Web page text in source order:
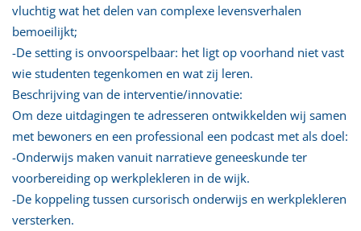
vluchtig wat het delen van complexe levensverhalen
bemoeilijkt;
-De setting is onvoorspelbaar: het ligt op voorhand niet vast
wie studenten tegenkomen en wat zij leren.
Beschrijving van de interventie/innovatie:
Om deze uitdagingen te adresseren ontwikkelden wij samen
met bewoners en een professional een podcast met als doel:
-Onderwijs maken vanuit narratieve geneeskunde ter
voorbereiding op werkplekleren in de wijk.
-De koppeling tussen cursorisch onderwijs en werkplekleren
versterken.